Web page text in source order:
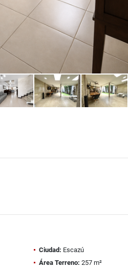
Ciudad: Escazú
Área Terreno: 257 m²